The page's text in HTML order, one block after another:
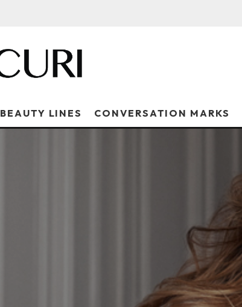
BEAUTY LINES CONVERSATION MARKS